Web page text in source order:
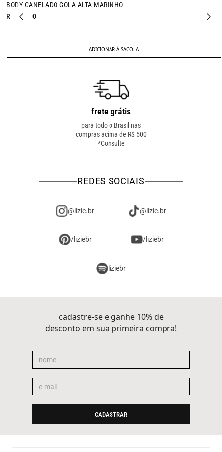
- 32% OFF
BODY BASIC CANELADO PRETO
R$ 187,00
ADICIONAR À SACOLA
frete grátis
para todo o Brasil nas
compras acima de R$ 500
*Consulte
REDES SOCIAIS
@lizie.br @lizie.br
/liziebr /liziebr
liziebr
cadastre-se e ganhe 10% de
desconto em sua primeira compra!
CADASTRAR